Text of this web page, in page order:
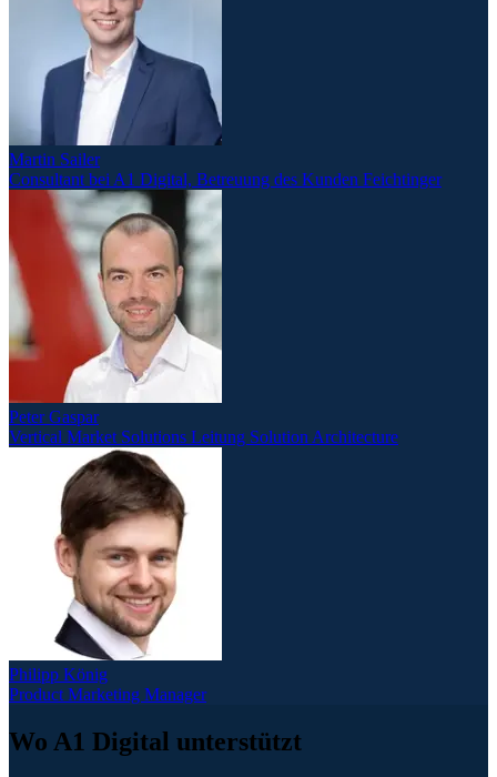
Martin Sailer
Consultant bei A1 Digital, Betreuung des Kunden Feichtinger
Peter Gaspar
Vertical Market Solutions Leitung Solution Architecture
Philipp König
Product Marketing Manager
Wo A1 Digital unterstützt